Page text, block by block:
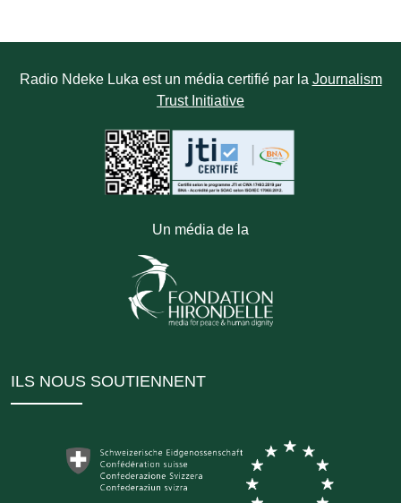
Radio Ndeke Luka est un média certifié par la Journalism
Trust Initiative
Un média de la
ILS NOUS SOUTIENNENT